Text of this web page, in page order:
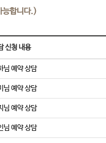
능합니다.)
신청 내용
님 예약 상담
님 예약 상담
님 예약 상담
님 예약 상담